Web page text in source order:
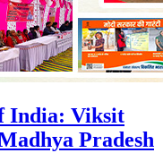
India: Viksit
Pradesh